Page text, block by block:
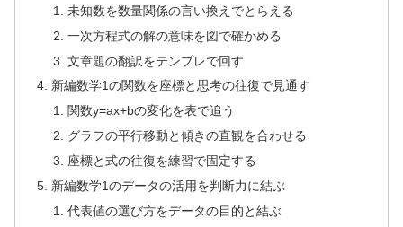
未知数を数量関係の言い換えでとらえる
一次方程式の解の意味を図で確かめる
文章題の翻訳をテンプレで回す
新編数学1の関数を座標と思考の往復で見通す
関数y=ax+bの変化を表で追う
グラフの平行移動と傾きの直観を合わせる
座標と式の往復を練習で固定する
新編数学1のデータの活用を判断力に結ぶ
代表値の選び方をデータの目的と結ぶ